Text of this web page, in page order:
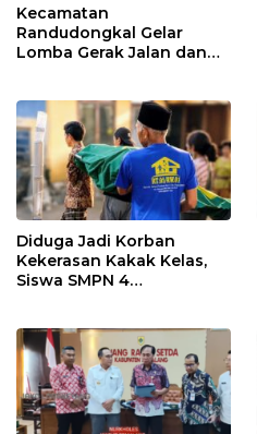
Kecamatan
Randudongkal Gelar
Lomba Gerak Jalan dan
Diduga Jadi Korban
Kekerasan Kakak Kelas,
Siswa SMPN 4